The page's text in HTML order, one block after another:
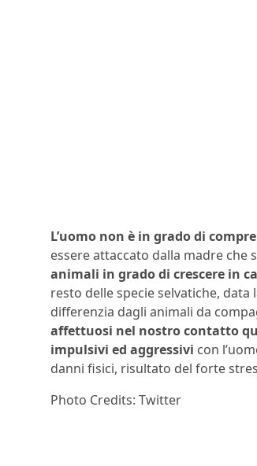
L’uomo non è in grado di
essere attaccato dalla madre che
animali in grado di crescere in
resto delle specie selvatiche,
differenzia dagli animali da
affettuosi nel nostro contatto
impulsivi ed aggressivi con
danni fisici, risultato del forte
Photo Credits: Twitter